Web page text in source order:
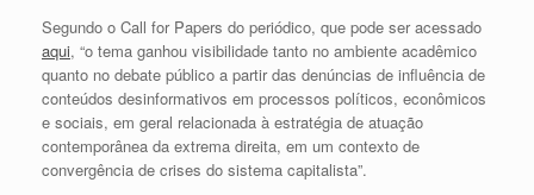
Segundo o Call for Papers do periódico, que pode ser acessado
aqui, “o tema ganhou visibilidade tanto no ambiente acadêmico
quanto no debate público a partir das denúncias de influência de
conteúdos desinformativos em processos políticos, econômicos
e sociais, em geral relacionada à estratégia de atuação
contemporânea da extrema direita, em um contexto de
convergência de crises do sistema capitalista”.